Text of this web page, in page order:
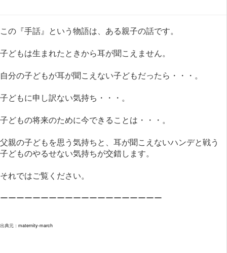
この『手話』という物語は、ある親子の話です。
子どもは生まれたときから耳が聞こえません。
自分の子どもが耳が聞こえない子どもだったら・・・。
子どもに申し訳ない気持ち・・・。
子どもの将来のために今できることは・・・。
父親の子どもを思う気持ちと、耳が聞こえないハンデと戦う
子どものやるせない気持ちが交錯します。
それではご覧ください。
ーーーーーーーーーーーーーーーーーーーー
出典元： maternity-march